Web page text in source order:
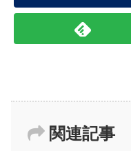
関連記事